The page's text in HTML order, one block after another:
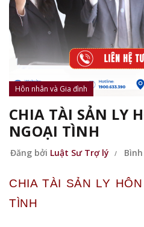
Hôn nhân và Gia đình
CHIA TÀI SẢN LY
NGOẠI TÌNH
Đăng bởi Luật Sư Trợ lý
CHIA TÀI SẢN LY
TÌNH